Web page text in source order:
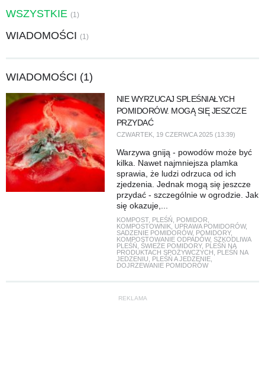
WSZYSTKIE (1)
WIADOMOŚCI (1)
WIADOMOŚCI (1)
NIE WYRZUCAJ SPLEŚNIAŁYCH
POMIDORÓW. MOGĄ SIĘ JESZCZE
PRZYDAĆ
CZWARTEK, 19 CZERWCA 2025 (13:39)
Warzywa gniją - powodów może być
kilka. Nawet najmniejsza plamka
sprawia, że ludzi odrzuca od ich
zjedzenia. Jednak mogą się jeszcze
przydać - szczególnie w ogrodzie. Jak
się okazuje,...
KOMPOST, PLEŚŃ POMIDOR
KOMPOSTOWNIK, UPRAWA POMIDORÓW,
SADZENIE POMIDORÓW, POMIDORY,
KOMPOSTOWANIE ODPADÓW, SZKODLIWA
PLEŚŃ ŚWIEŻE POMIDORY, PLEŚŃ NA
PRODUKTACH SPOŻYWCZYCH
PLEŚŃ NA
JEDZENIU
PLEŚŃ A JEDZENIE,
DOJRZEWANIE POMIDORÓW
REKLAMA